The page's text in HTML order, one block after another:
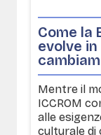
Come la
evolve
Mentre il
ICCROM
alle
culturale di